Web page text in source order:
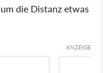
die Distanz etwas